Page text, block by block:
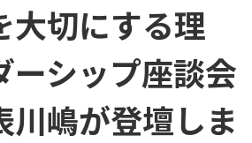
大切にする理
ーシップ座談会
川嶋が登壇しま